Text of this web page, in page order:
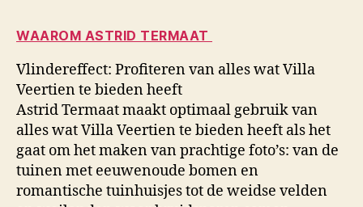
WAAROM ASTRID TERMAAT
Vlindereffect: Profiteren van alles wat Villa
Veertien te bieden heeft
Astrid Termaat maakt optimaal gebruik van
alles wat Villa Veertien te bieden heeft als het
gaat om het maken van prachtige foto’s: van de
tuinen met eeuwenoude bomen en
romantische tuinhuisjes tot de weidse velden